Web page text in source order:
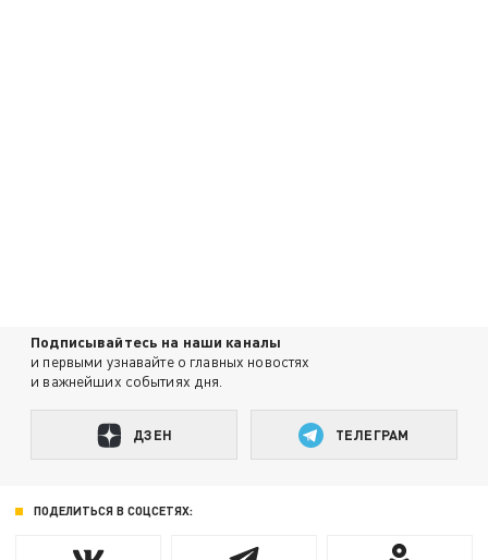
Подписывайтесь на наши каналы
и первыми узнавайте о главных новостях
и важнейших событиях дня.
ДЗЕН ТЕЛЕГРАМ
ПОДЕЛИТЬСЯ В СОЦСЕТЯХ: